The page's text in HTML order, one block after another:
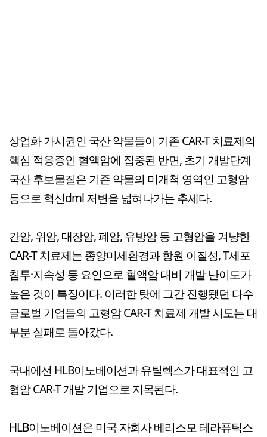
상업화 가시권인 국산 약물들이 기존 CAR-T 치료제의
핵심 적응증인 혈액암에 집중된 반면, 초기 개발단계
국산 후보물질은 기존 약물의 미개척 영역인 고형암
등으로 혁신dml 저변을 넓혀나가는 추세다.
간암, 위암, 대장암, 폐암, 유방암 등 고형암을 겨냥한
CAR-T 치료제는 종양미세환경과 항원 이질성, T세포
침투·지속성 등 요인으로 혈액암 대비 개발 난이도가
높은 것이 특징이다. 이러한 탓에 그간 진행됐던 다수
글로벌 기업들의 고형암 CAR-T 치료제 개발 시도는 대
부분 실패로 돌아갔다.
국내에선 HLB이노베이션과 유틸렉스가 대표적인 고
형암 CAR-T 개발 기업으로 지목된다.
HLB이노베이션은 미국 자회사 베리스모 테라퓨틱스